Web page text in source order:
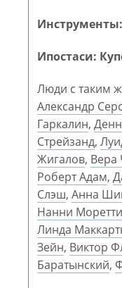
Ипостаси:
Люди с таким
Александр
Гаркалин,
Стрейзанд,
Жигалов, Вера
Роберт Адам,
Слэш, Анна
Нанни Моретти
Линда
Зейн, Виктор
Баратынский,